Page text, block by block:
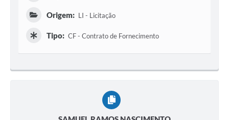
Origem: LI - Licitação
Tipo: CF - Contrato de Fornecimento